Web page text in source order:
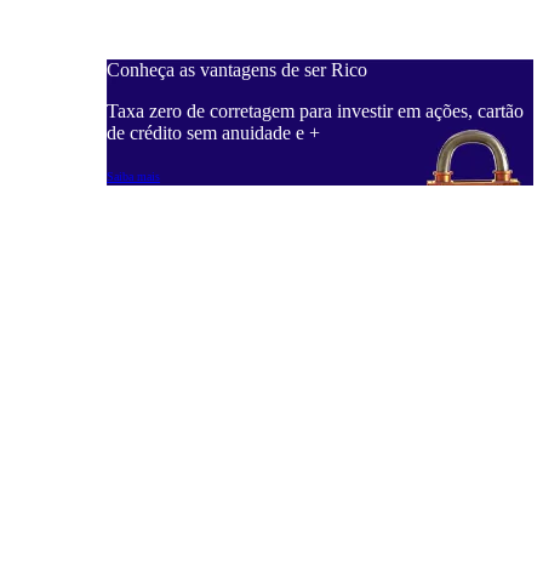
Conheça as vantagens de ser Rico
Taxa zero de corretagem para investir em ações, cartão
de crédito sem anuidade e +
Saiba mais